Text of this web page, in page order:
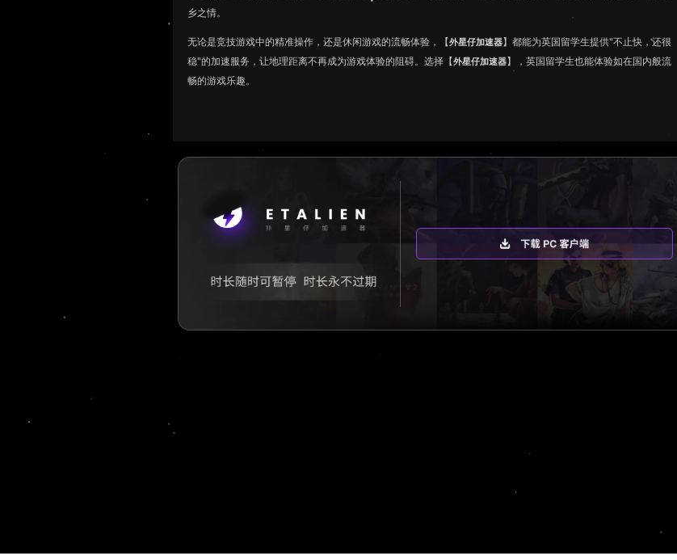
乡之情。
无论是竞技游戏中的精准操作，还是休闲游戏的流畅体验，【外星仔加速器】都能为英国留学生提供"不止快，还很
稳"的加速服务，让地理距离不再成为游戏体验的阻碍。选择【外星仔加速器】，英国留学生也能体验如在国内般流
畅的游戏乐趣。